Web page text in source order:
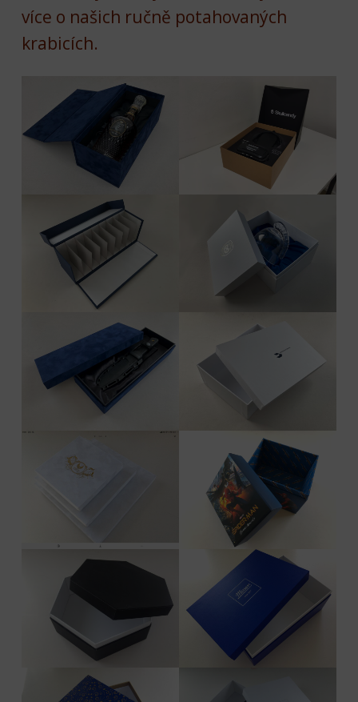
více o našich ručně potahovaných
krabicích.